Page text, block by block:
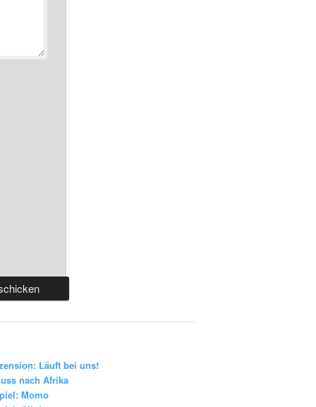
Läuft bei uns!
nach Afrika
Momo